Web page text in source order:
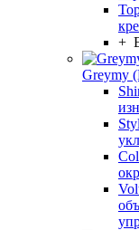
+
Greymy